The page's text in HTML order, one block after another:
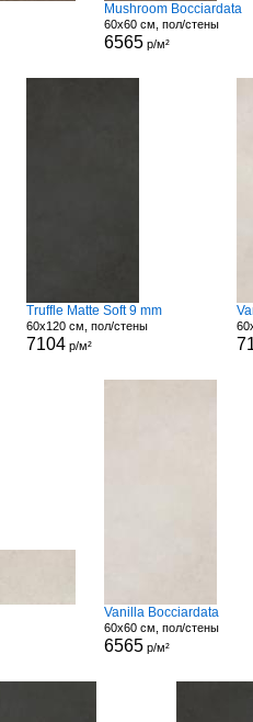
Mushroom Bocciardata
60x60 см, пол/стены
6565 р/м²
Truffle Matte Soft 9 mm
60x120 см, пол/стены
7104 р/м²
Vanilla Bocciardata
60x60 см, пол/стены
6565 р/м²